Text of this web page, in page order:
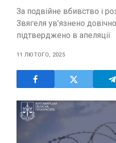
За подвійне вбивство і
Звягеля ув’язнено
підтверджено в апеляції
11 ЛЮТОГО, 2025